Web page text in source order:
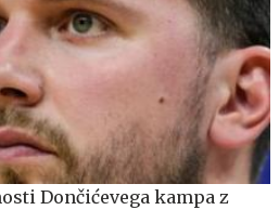
Dončićevega kampa z